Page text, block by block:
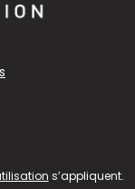
s’appliquent.